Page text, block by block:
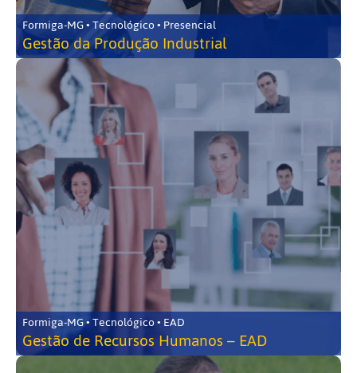
Formiga-MG • Tecnológico • Presencial
Gestão da Produção Industrial
Formiga-MG • Tecnológico • EAD
Gestão de Recursos Humanos – EAD